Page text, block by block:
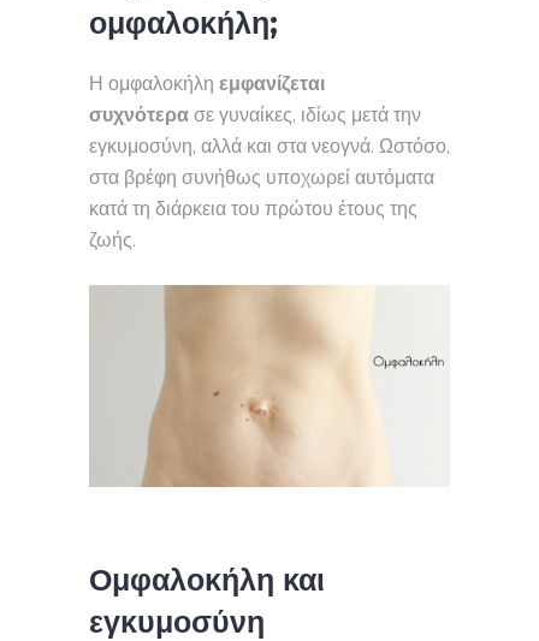
ομφαλοκήλη;
Η ομφαλοκήλη εμφανίζεται
συχνότερασε γυναίκες, ιδίως μετά την
εγκυμοσύνη, αλλά και στα νεογνά. Ωστόσο,
στα βρέφη συνήθως υποχωρεί αυτόματα
κατά τη διάρκεια του πρώτου έτους της
ζωής.
Ομφαλοκήλη και
εγκυμοσύνη